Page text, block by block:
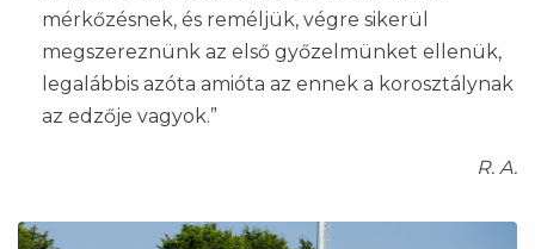
mérkőzésnek, és reméljük, végre sikerül
megszereznünk az első győzelmünket ellenük,
legalábbis azóta amióta az ennek a korosztálynak
az edzője vagyok.”
R. A.